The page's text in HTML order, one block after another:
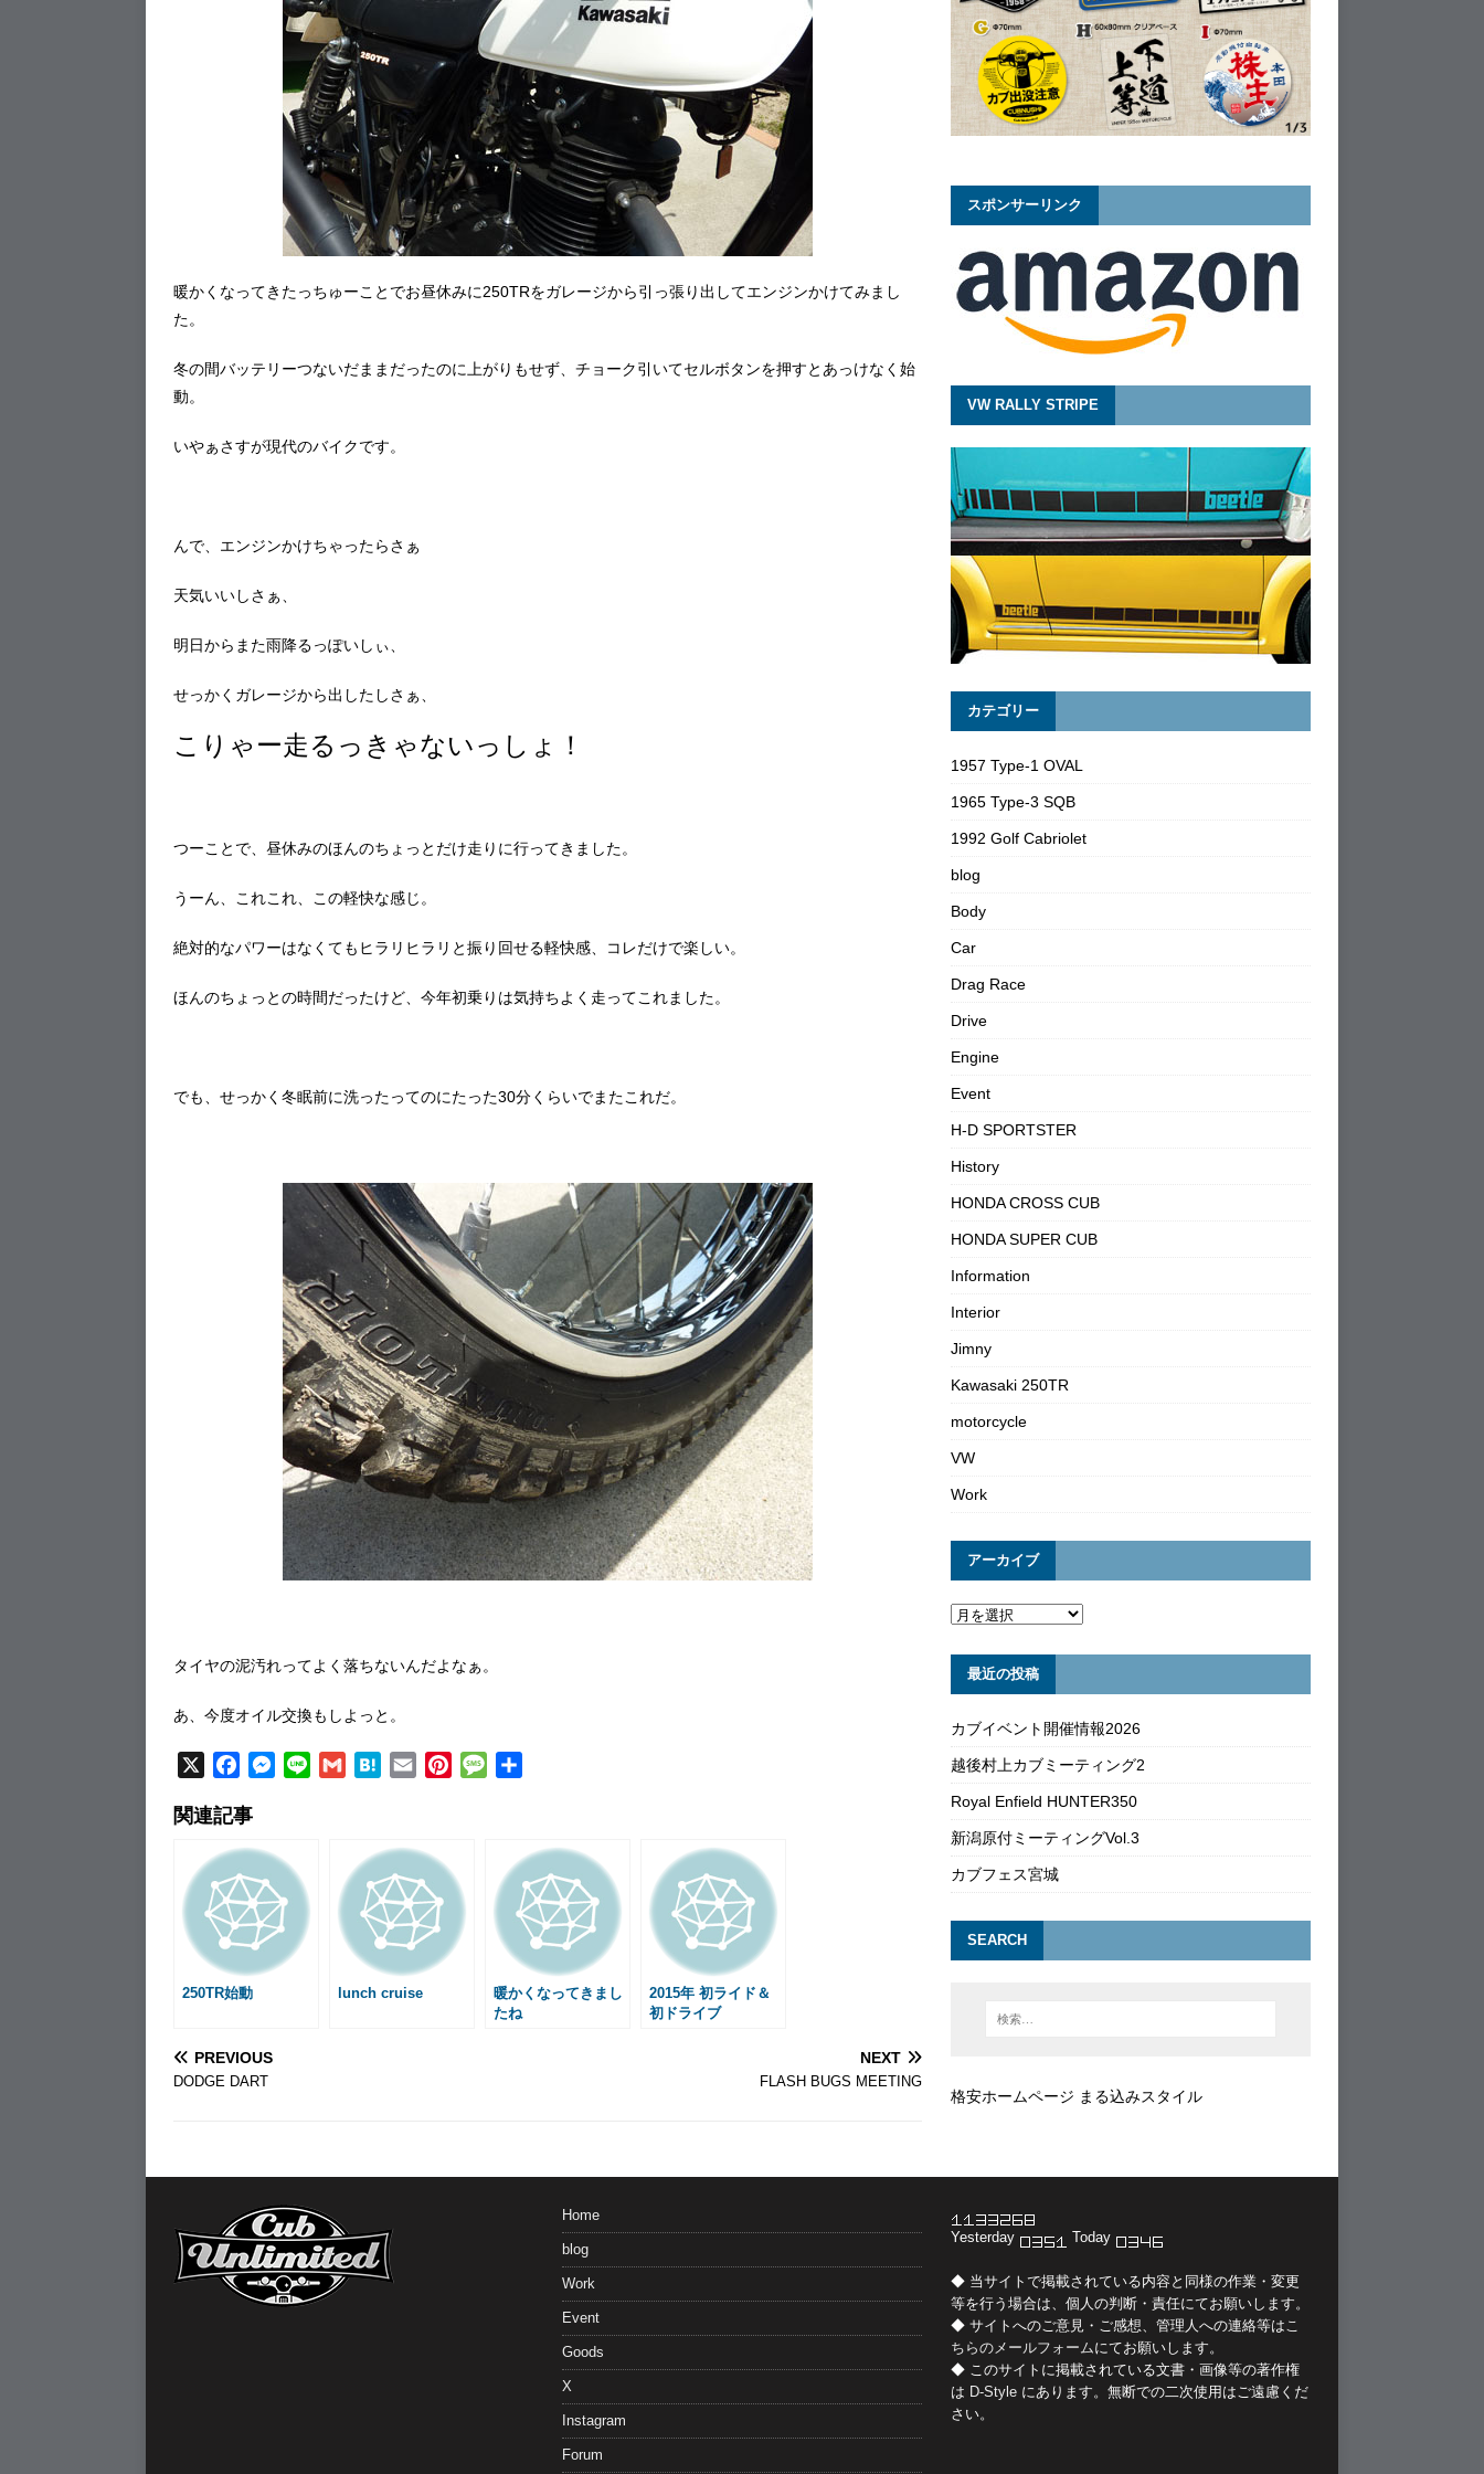
暖かくなってきたっちゅーことでお昼休みに250TRをガレージから引っ張り出してエンジンかけてみまし
た。
冬の間バッテリーつないだままだったのに上がりもせず、チョーク引いてセルボタンを押すとあっけなく始
動。
いやぁさすが現代のバイクです。
んで、エンジンかけちゃったらさぁ
天気いいしさぁ、
明日からまた雨降るっぽいしぃ、
せっかくガレージから出したしさぁ、
こりゃー走るっきゃないっしょ！
つーことで、昼休みのほんのちょっとだけ走りに行ってきました。
うーん、これこれ、この軽快な感じ。
絶対的なパワーはなくてもヒラリヒラリと振り回せる軽快感、コレだけで楽しい。
ほんのちょっとの時間だったけど、今年初乗りは気持ちよく走ってこれました。
でも、せっかく冬眠前に洗ったってのにたった30分くらいでまたこれだ。
タイヤの泥汚れってよく落ちないんだよなぁ。
あ、今度オイル交換もしよっと。
c
e
b
o
o
k
M
e
n
g
H
a
P
e
s
g
e
関連記事
250TR始動 lunch cruise
暖かくなってきまし
たね
2015年 初ライド＆
初ドライブ
PREVIOUS
DODGE DART
NEXT
FLASH BUGS MEETING
スポンサーリンク
VW RALLY STRIPE
カテゴリー
1957 Type-1 OVAL
1965 Type-3 SQB
1992 Golf Cabriolet
blog
Body
Car
Drag Race
Drive
Engine
Event
H-D SPORTSTER
History
HONDA CROSS CUB
HONDA SUPER CUB
Information
Interior
Jimny
Kawasaki 250TR
motorcycle
VW
Work
アーカイブ
最近の投稿
カブイベント開催情報2026
越後村上カブミーティング2
Royal Enfield HUNTER350
新潟原付ミーティングVol.3
カブフェス宮城
SEARCH
格安ホームページ まる込みスタイル
Home
blog
Work
Event
Goods
X
Instagram
Forum
Yesterday Today
◆ 当サイトで掲載されている内容と同様の作業・変更
等を行う場合は、個人の判断・責任にてお願いします。
◆ サイトへのご意見・ご感想、管理人への連絡等はこ
ちらのメールフォームにてお願いします。
◆ このサイトに掲載されている文書・画像等の著作権
は D-Styleにあります。無断での二次使用はご遠慮くだ
さい。